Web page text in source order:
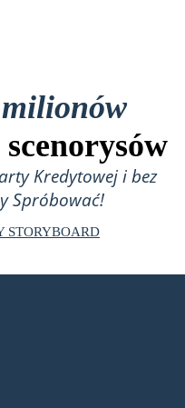
Kredytowej i bez
Spróbować!
STORYBOARD